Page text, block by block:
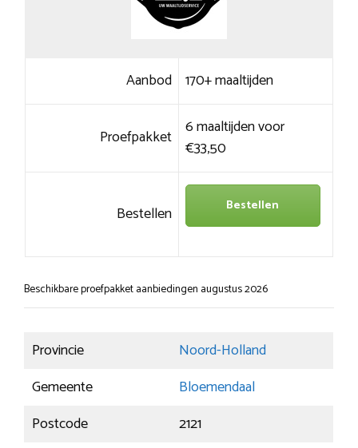
Aanbod 170+ maaltijden
Proefpakket 6 maaltijden voor
€33,50
Bestellen Bestellen
Beschikbare proefpakket aanbiedingen augustus 2026
Provincie
Noord-Holland
Gemeente
Bloemendaal
Postcode
2121